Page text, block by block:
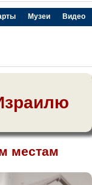
Музеи Видео
местам